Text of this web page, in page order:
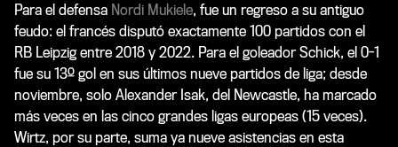
Para el defensa Nordi Mukiele, fue un regreso a su antiguo
feudo: el francés disputó exactamente 100 partidos con el
RB Leipzig entre 2018 y 2022. Para el goleador Schick, el 0-1
fue su 13º gol en sus últimos nueve partidos de liga; desde
noviembre, solo Alexander Isak, del Newcastle, ha marcado
más veces en las cinco grandes ligas europeas (15 veces).
Wirtz, por su parte, suma ya nueve asistencias en esta